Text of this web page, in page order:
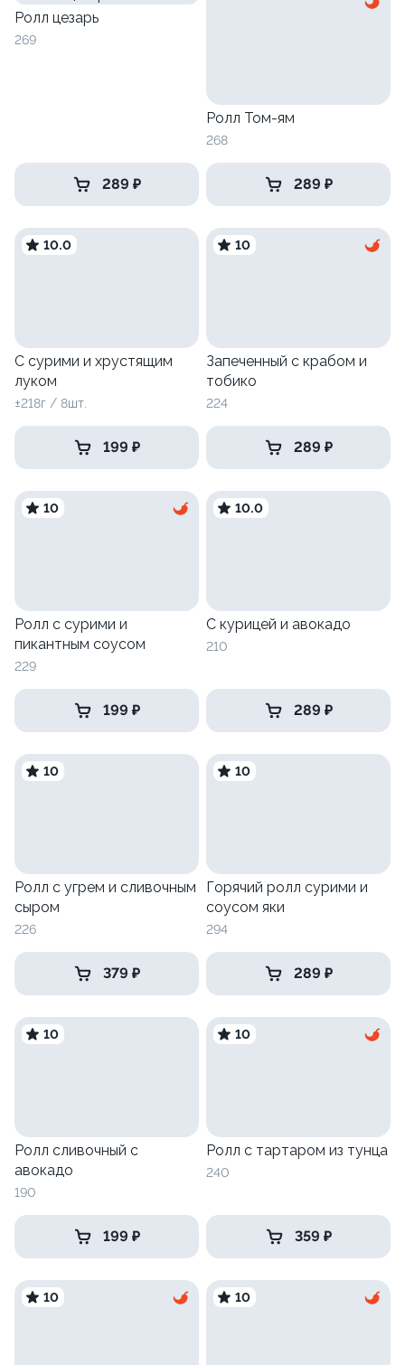
Ролл цезарь
269
289 ₽
Ролл Том-ям
268
289 ₽
10.0
С сурими и хрустящим
луком
±218г / 8шт.
199 ₽
10
Запеченный с крабом и
тобико
224
289 ₽
10
Ролл с сурими и
пикантным соусом
229
199 ₽
10.0
С курицей и авокадо
210
289 ₽
10
Ролл с угрем и сливочным
сыром
226
379 ₽
10
Горячий ролл сурими и
соусом яки
294
289 ₽
10
Ролл сливочный с
авокадо
190
199 ₽
10
Ролл с тартаром из тунца
240
359 ₽
10 10